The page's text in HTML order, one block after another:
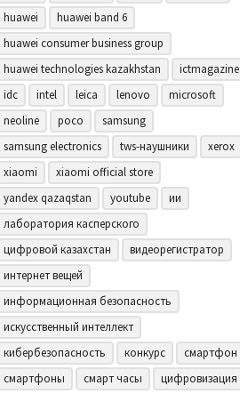
huawei
huawei band 6
huawei consumer business group
huawei technologies kazakhstan
ictmagazine
idc
intel leica lenovo
microsoft
neoline
poco
samsung
samsung electronics
tws-наушники
xerox
xiaomi
xiaomi official store
yandex qazaqstan
youtube
ии
лаборатория касперского
цифровой казахстан
видеорегистратор
интернет вещей
информационная безопасность
искусственный интеллект
кибербезопасность
конкурс
смартфон
смартфоны
смарт часы цифровизация